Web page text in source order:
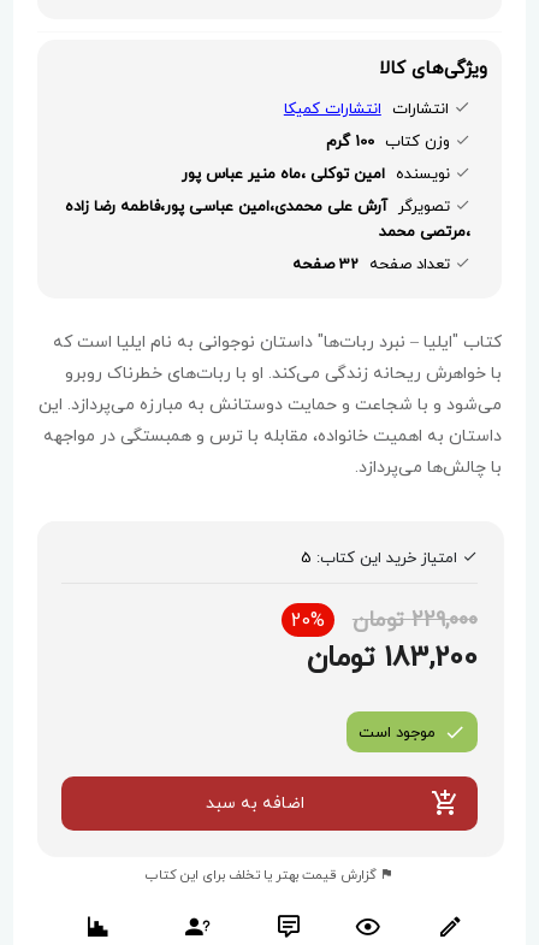
ویژگی‌های کالا
انتشارات انتشارات کمیکا
وزن کتاب 100 گرم
نویسنده امین توکلی ،ماه منیر عباس پور
تصویرگر آرش علی محمدی،امین عباسی پور،فاطمه رضا زاده
،مرتصی محمد
تعداد صفحه 32 صفحه
کتاب "ایلیا – نبرد ربات‌ها" داستان نوجوانی به نام ایلیا است که
با خواهرش ریحانه زندگی می‌کند. او با ربات‌های خطرناک روبرو
می‌شود و با شجاعت و حمایت دوستانش به مبارزه می‌پردازد. این
داستان به اهمیت خانواده، مقابله با ترس و همبستگی در مواجهه
با چالش‌ها می‌پردازد.
امتیاز خرید این کتاب: 5
229,000 تومان 20%
183,200 تومان
موجود است
اضافه به سبد
گزارش قیمت بهتر یا تخلف برای این کتاب